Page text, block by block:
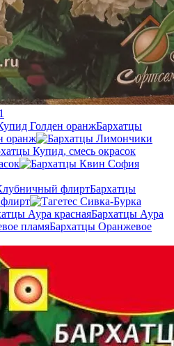
Бархатцы
оранж
Бархатцы
Бархатцы Аура
Бархатцы Оранжевое